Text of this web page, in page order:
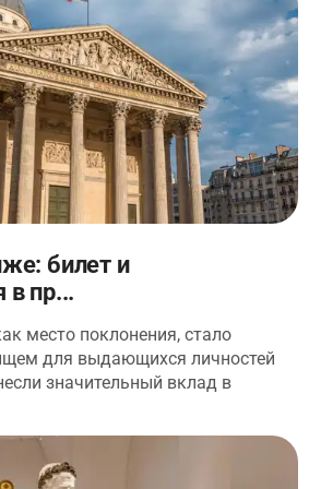
разрушенной в настоящее время
к шпилю. Если вы
вы также сможете посещать
временные выставки.
билет и
в пр...
место поклонения, стало
для выдающихся личностей
значительный вклад в
аудиоэкскурсии в
исследовать Пантеон в своем
и прекрасный памятник,
значение для французского